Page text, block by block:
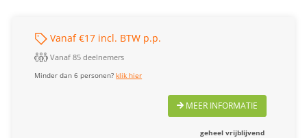
Vanaf €17 incl. BTW p.p.
Vanaf 85 deelnemers
Minder dan 6 personen?klik hier
MEER INFORMATIE
geheel vrijblijvend